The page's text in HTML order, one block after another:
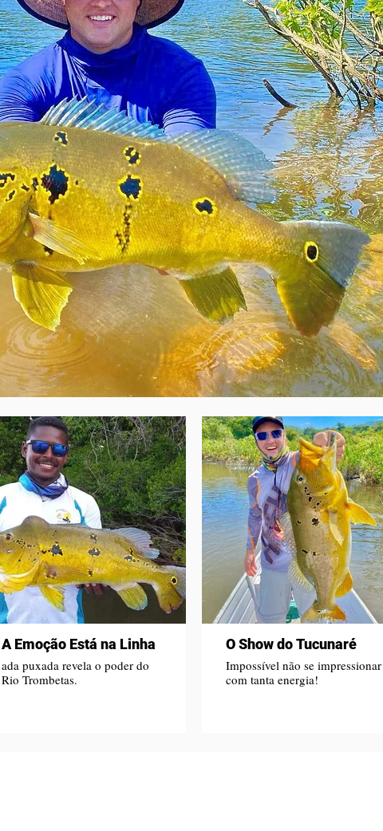
A Emoção Está na Linha
ada puxada revela o poder do
Rio Trombetas.
O Show do Tucunaré
Impossível não se impressionar
com tanta energia!